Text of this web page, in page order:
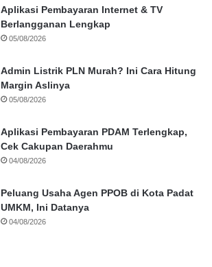
Aplikasi Pembayaran Internet & TV
Berlangganan Lengkap
05/08/2026
Admin Listrik PLN Murah? Ini Cara Hitung
Margin Aslinya
05/08/2026
Aplikasi Pembayaran PDAM Terlengkap,
Cek Cakupan Daerahmu
04/08/2026
Peluang Usaha Agen PPOB di Kota Padat
UMKM, Ini Datanya
04/08/2026